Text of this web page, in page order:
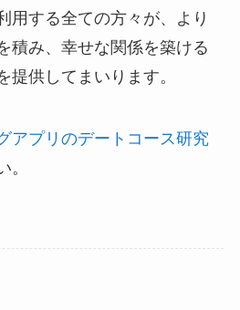
用する全ての方々が、より
積み、幸せな関係を築ける
提供してまいります。
アプリのデートコース研究
。